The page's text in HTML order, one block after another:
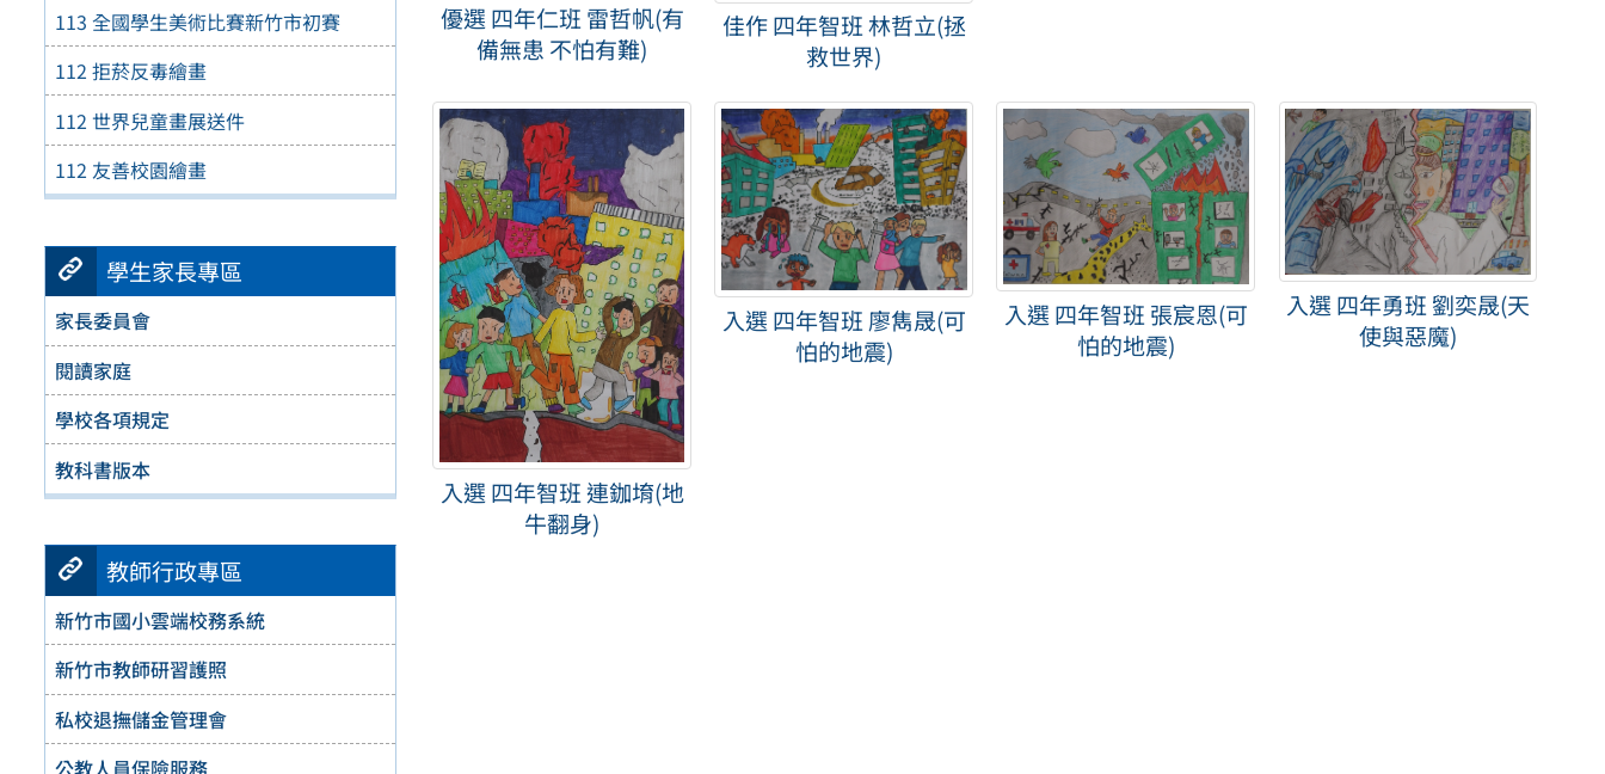
113 全國學生美術比賽新竹市初賽
112 拒菸反毒繪畫
112 世界兒童畫展送件
112 友善校園繪畫
學生家長專區
家長委員會
閱讀家庭
學校各項規定
教科書版本
教師行政專區
新竹市國小雲端校務系統
新竹市教師研習護照
私校退撫儲金管理會
優選 四年仁班 雷哲帆(有
備無患 不怕有難)
佳作 四年智班 林哲立(拯
救世界)
入選 四年智班 連鉫堉(地
牛翻身)
入選 四年智班 廖雋晟(可
怕的地震)
入選 四年智班 張宸恩(可
怕的地震)
入選 四年勇班 劉奕晟(天
使與惡魔)